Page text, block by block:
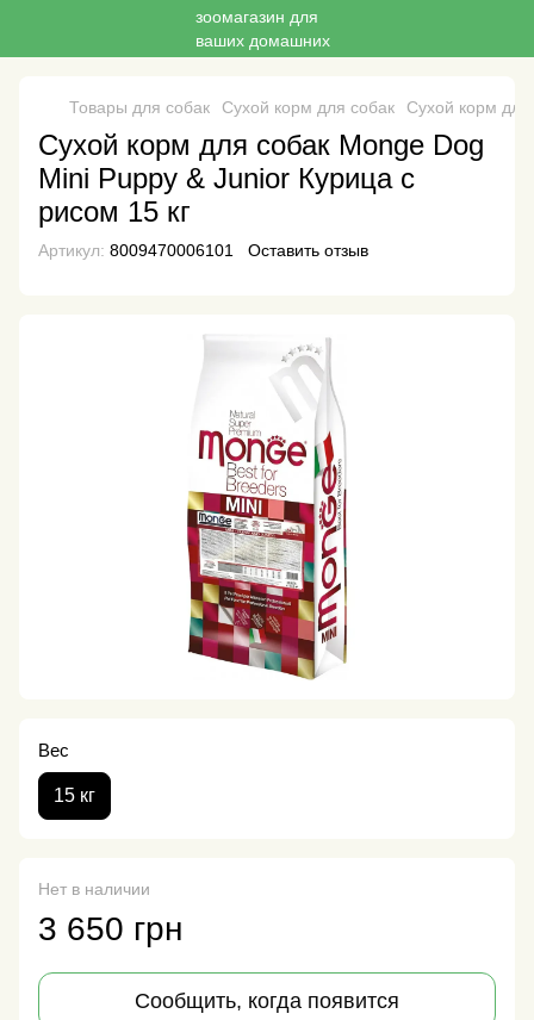
Товары для собак Сухой корм для собак Сухой корм
Сухой корм для собак Monge Dog
Mini Puppy & Junior Курица с
рисом 15 кг
Артикул: 8009470006101 Оставить отзыв
Вес
15 кг
Нет в наличии
3 650 грн
Сообщить, когда появится